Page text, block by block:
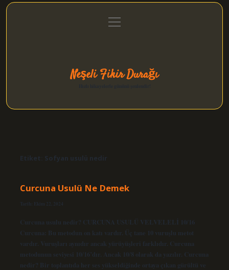
Gizlilik Politikası
menüyü
aç
Neşeli Fikir Durağı
Etiket: Sofyan usulü nedir
Curcuna Usulü Ne Demek
Tarih: Ekim 22, 2024
Curcuna usulu nedir? CURCUNA USULÜ VELVELELİ 10/16
Curcuna: Bu metodun on katı vardır. Üç tane 10 vuruşlu metot
vardır. Vuruşları aynıdır ancak yürüyüşleri farklıdır. Curcuna
metodunun seviyesi 10/16’dır. Ancak 10/8 olarak da yazılır. Curcuna
nedir? Bir toplantıda her ses yükseldiğinde ortaya çıkan gürültü ve